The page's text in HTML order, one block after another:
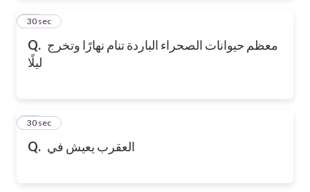
Q. معظم حيوانات الصحراء الباردة تنام نهارًا وتخرج
ليلًا
12
30 sec
Q. العقرب يعيش في
13
30 sec